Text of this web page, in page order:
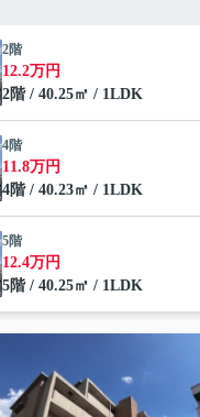
2階
12.2万円
2階 / 40.25㎡ / 1LDK
4階
11.8万円
4階 / 40.23㎡ / 1LDK
5階
12.4万円
5階 / 40.25㎡ / 1LDK